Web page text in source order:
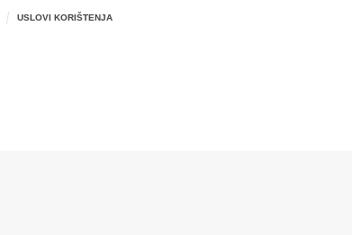
USLOVI KORIŠTENJA